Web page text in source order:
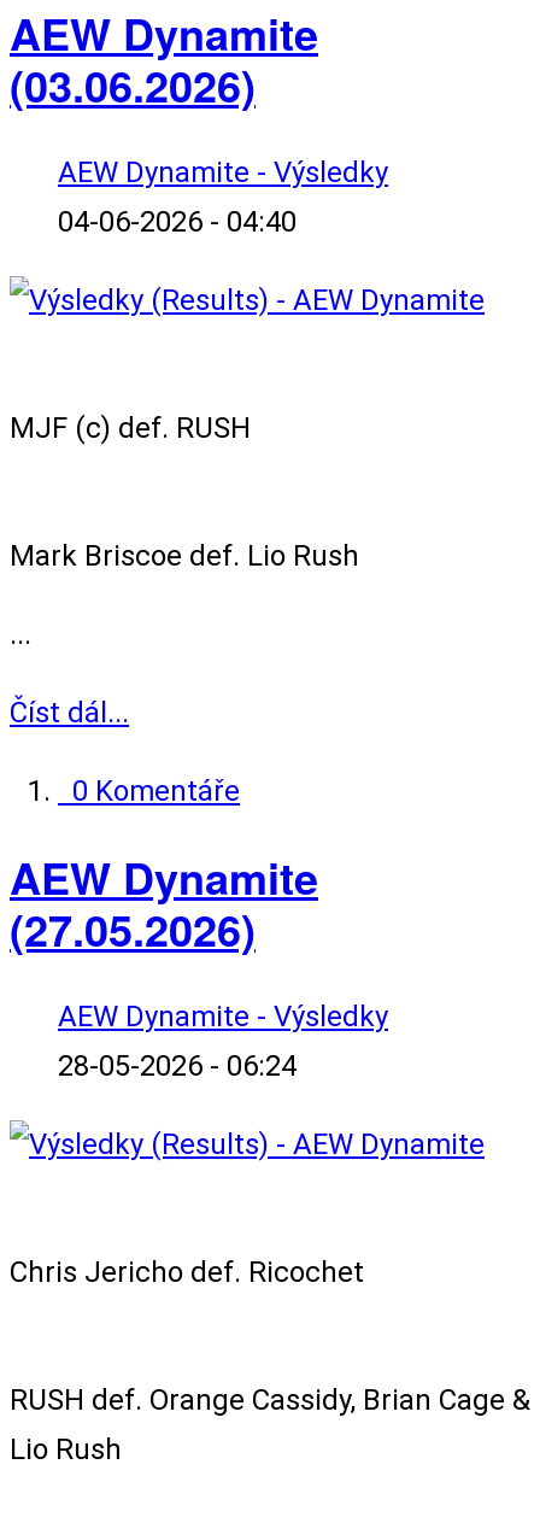
AEW Dynamite
(03.06.2026)
AEW Dynamite - Výsledky
04-06-2026 - 04:40
MJF (c) def. RUSH
Mark Briscoe def. Lio Rush
...
Číst dál...
0 Komentáře
AEW Dynamite
(27.05.2026)
AEW Dynamite - Výsledky
28-05-2026 - 06:24
Chris Jericho def. Ricochet
RUSH def. Orange Cassidy, Brian Cage &
Lio Rush